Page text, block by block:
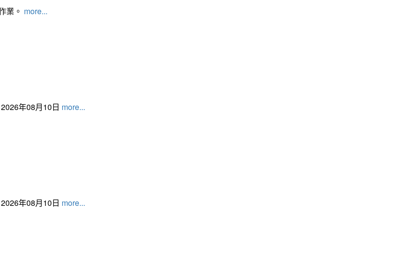
業。 more...
年08月10日 more...
年08月10日 more...